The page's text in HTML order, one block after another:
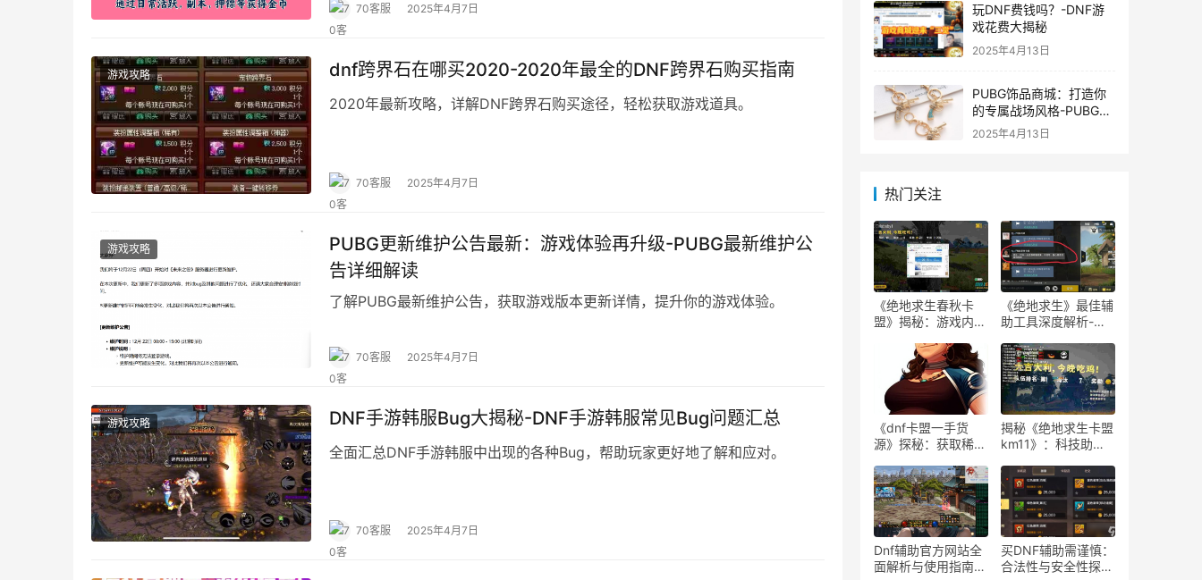
70客服 2025年4月7日
游戏攻略 dnf跨界石在哪买2020-2020年最全的DNF跨界石购买指南
2020年最新攻略，详解DNF跨界石购买途径，轻松获取游戏道具。
70客服 2025年4月7日
游戏攻略
PUBG更新维护公告最新：游戏体验再升级-PUBG最新维护公
告详细解读
了解PUBG最新维护公告，获取游戏版本更新详情，提升你的游戏体验。
70客服 2025年4月7日
游戏攻略 DNF手游韩服Bug大揭秘-DNF手游韩服常见Bug问题汇总
全面汇总DNF手游韩服中出现的各种Bug，帮助玩家更好地了解和应对。
70客服 2025年4月7日
玩DNF费钱吗？-DNF游
戏花费大揭秘
2025年4月13日
PUBG饰品商城：打造你
的专属战场风格-PUBG游
戏内饰品购买指南
2025年4月13日
热门关注
《绝地求生春秋卡
盟》揭秘：游戏内外
《绝地求生》最佳辅
助工具深度解析-
知：选择最佳游戏辅
助软件的指南
《dnf卡盟一手货
源》探秘：获取稀有
卡盟一手货源渠道解
析与购买指南
揭秘《绝地求生卡盟
km11》：科技助力
《绝地求生卡盟
km11》深入解析：
辅助工具对游戏平衡
性的影响
Dnf辅助官方网站全
面解析与使用指南-
买DNF辅助需谨慎：
合法性与安全性探